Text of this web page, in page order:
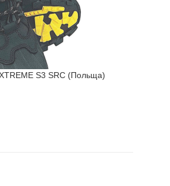
S3 SRC (Польща)